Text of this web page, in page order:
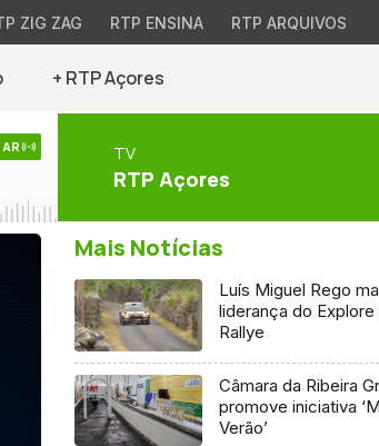
ZIG ZAG RTP ENSINA RTP ARQUIVOS
+ RTP Açores
AR TV
RTP Açores
Mais Notícias
Luís Miguel Rego
liderança do Explore
Rallye
Câmara da Ribeira
promove iniciativa
Verão’